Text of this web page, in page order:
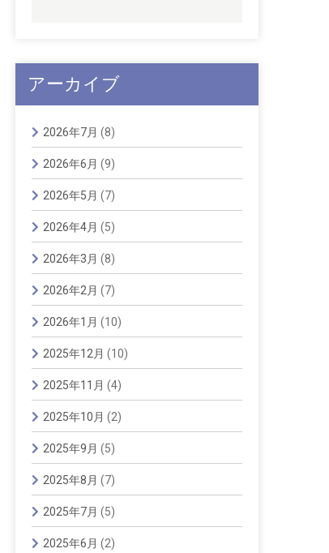
アーカイブ
2026年7月 (8)
2026年6月 (9)
2026年5月 (7)
2026年4月 (5)
2026年3月 (8)
2026年2月 (7)
2026年1月 (10)
2025年12月 (10)
2025年11月 (4)
2025年10月 (2)
2025年9月 (5)
2025年8月 (7)
2025年7月 (5)
2025年6月 (2)